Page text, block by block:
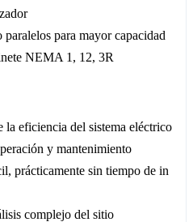
paralelos para mayor capacidad
NEMA 1, 12, 3R
la eficiencia del sistema eléctrico
y mantenimiento
prácticamente sin tiempo de in
complejo del sitio